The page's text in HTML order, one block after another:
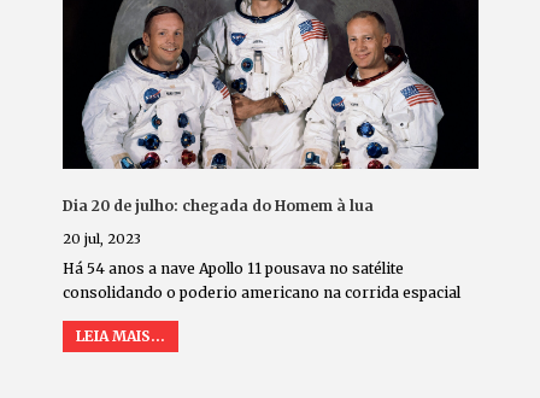
Dia 20 de julho: chegada do Homem à lua
20 jul, 2023
Há 54 anos a nave Apollo 11 pousava no satélite
consolidando o poderio americano na corrida espacial
LEIA MAIS...